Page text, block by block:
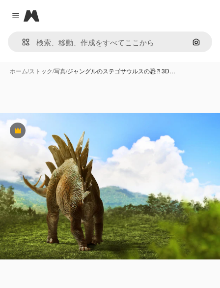
Close menu
Magnific
画像で
ホーム/ストック/写真/ジャングルのステゴサウルスの恐 ⁇ 3D…
Premium